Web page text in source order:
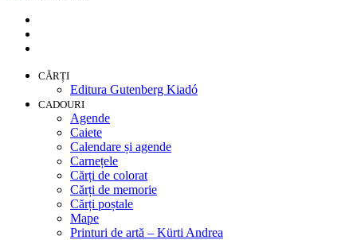
CĂRȚI
Editura Gutenberg Kiadó
CADOURI
Agende
Caiete
Calendare și agende
Carnețele
Cărți de colorat
Cărți de memorie
Cărți poștale
Mape
Printuri de artă – Kürti Andrea